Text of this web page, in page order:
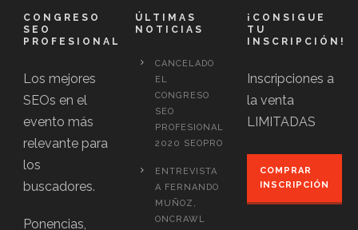
CONGRESO
SEO
PROFESIONAL
Los mejores
SEOs en el
evento más
relevante para
los
buscadores.
Ponencias,
ÚLTIMAS
NOTICIAS
CANCELADO
EL
CONGRESO
SEO
PROFESIONAL
2020 SEOPRO
ENTREVISTA
A FERNANDO
MUÑOZ,
ONCRAWL
¡CONSIGUE
TU
INSCRIPCIÓN!
Inscripciones a
la venta
LIMITADAS
COMPRAR
INSCRIPCIÓN